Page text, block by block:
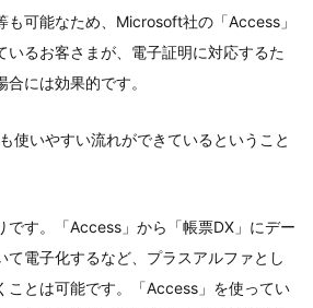
も可能なため、Microsoft社の「Access」
いるお客さまが、電子証明に対応するた
には効果的です。
使いやすい流れができているということ
です。「Access」から「帳票DX」にデー
て電子化するなど、プラスアルファとし
ことは可能です。「Access」を使ってい